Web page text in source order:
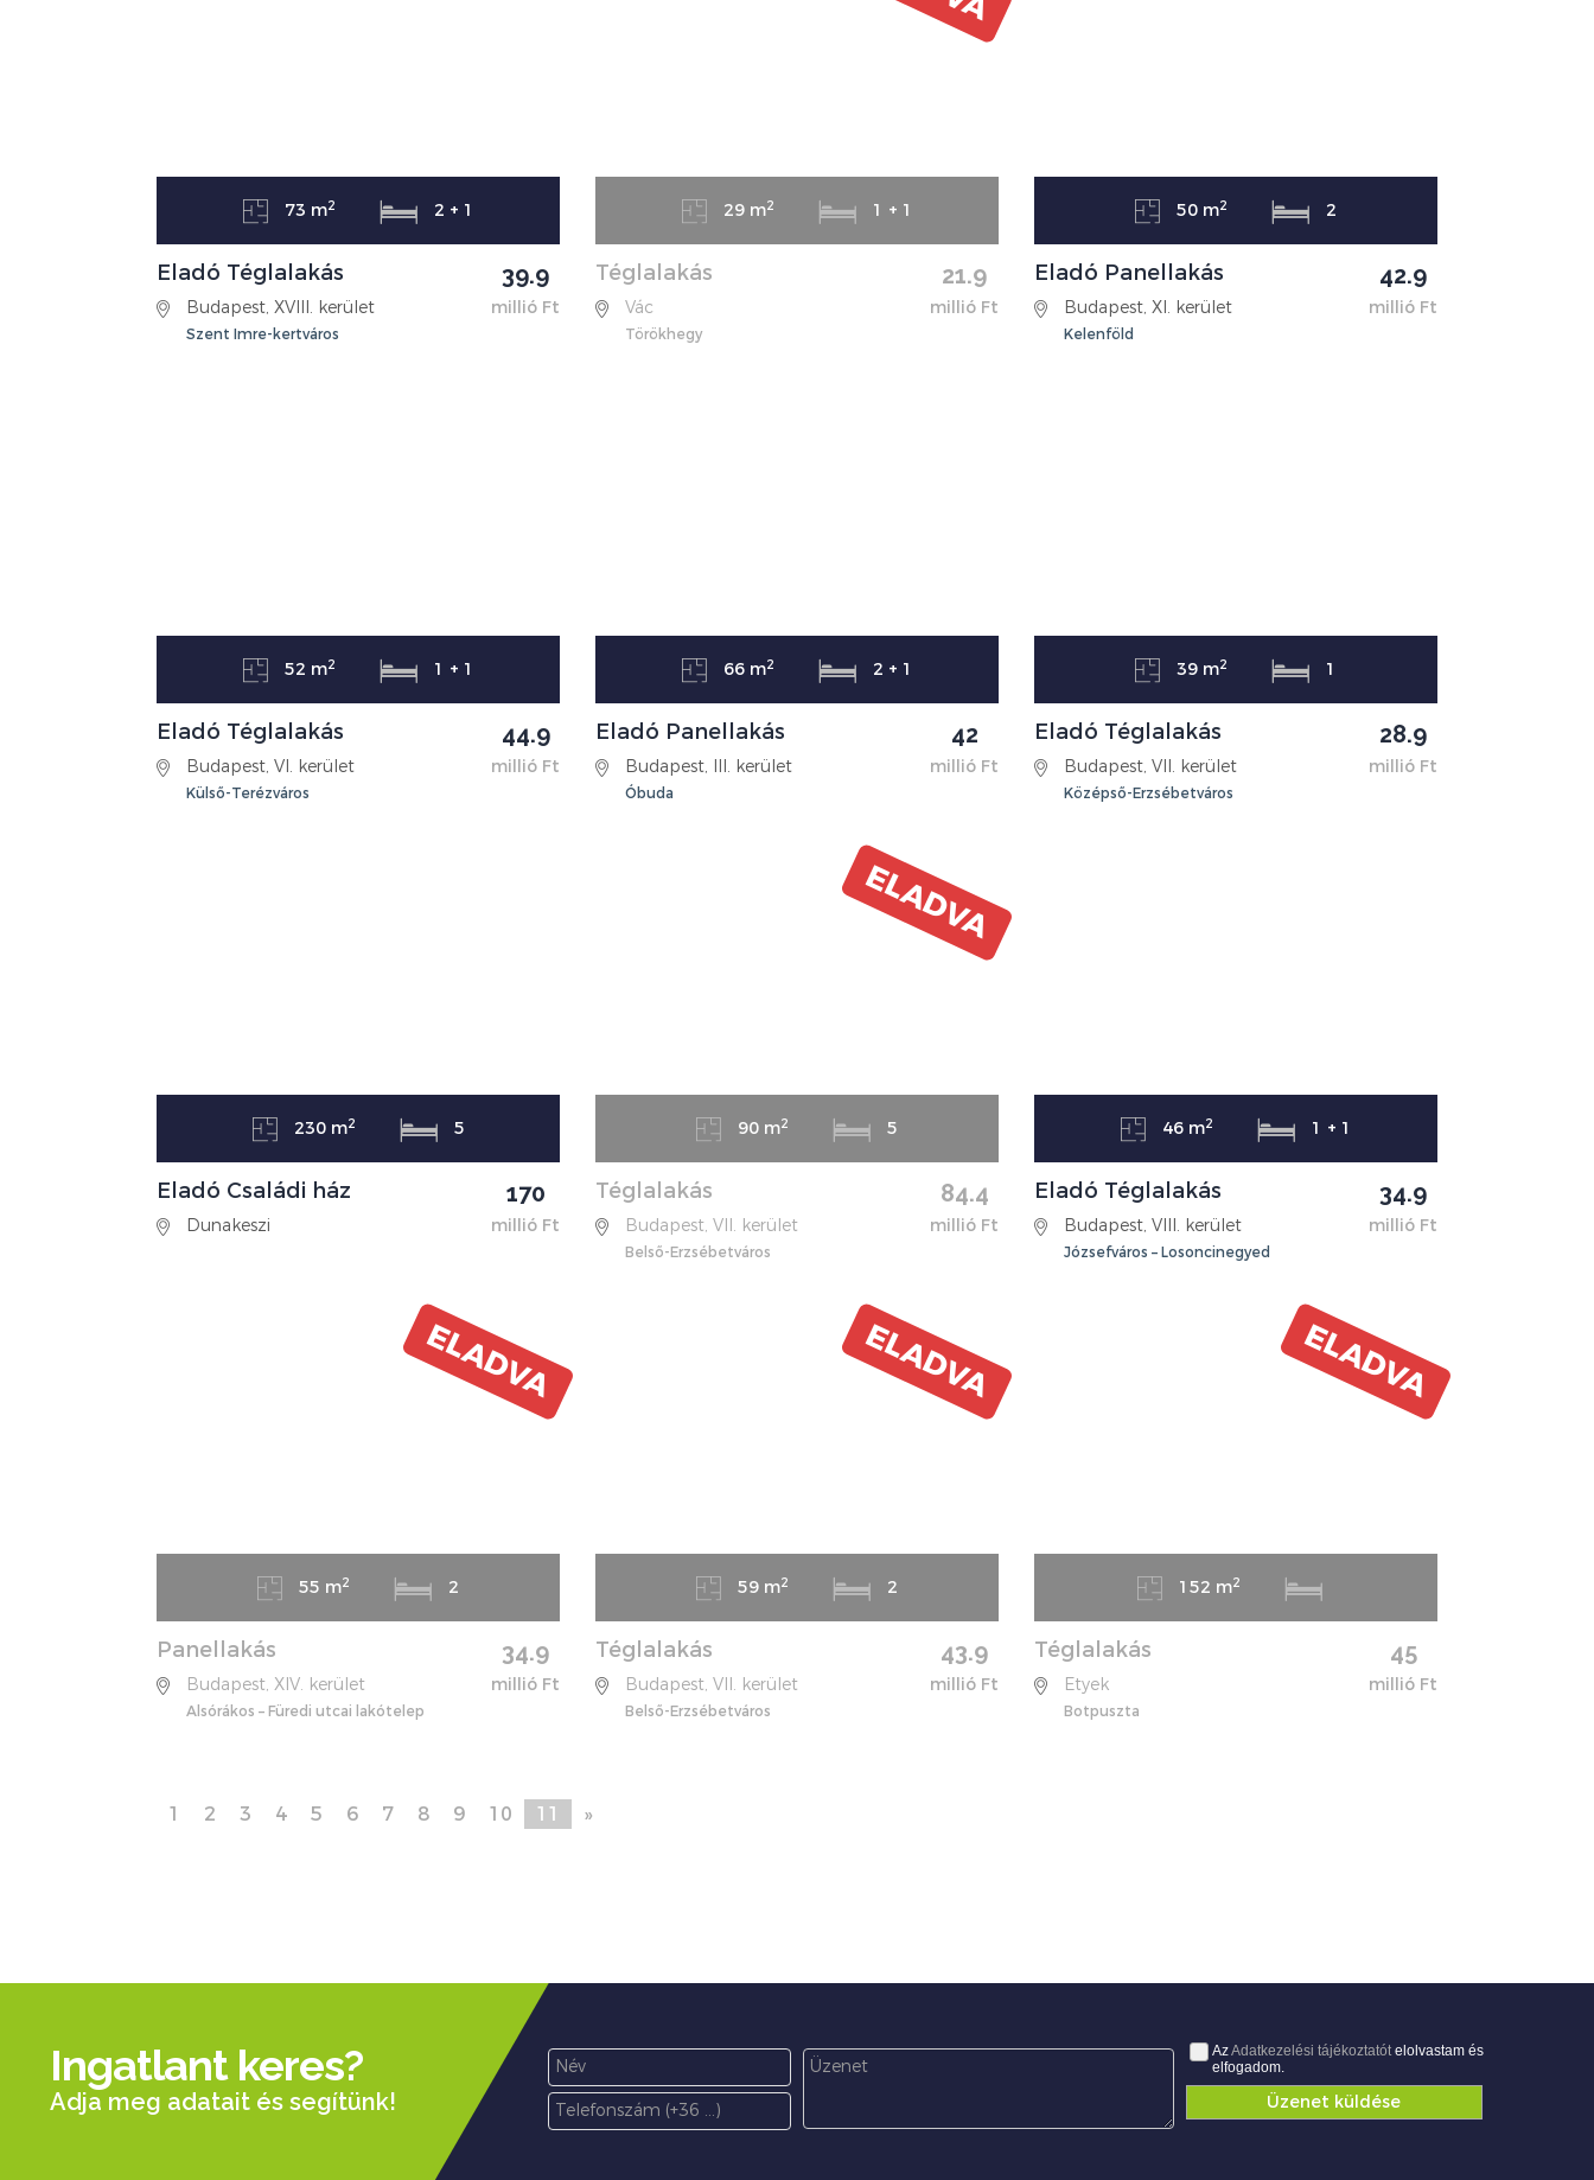
73 m2 2 + 1
39.9
millió Ft
Eladó Téglalakás
Budapest, XVIII. kerület
Szent Imre-kertváros
29 m2 1 + 1
21.9
millió Ft
Téglalakás
Vác
Törökhegy
50 m2 2
42.9
millió Ft
Eladó Panellakás
Budapest, XI. kerület
Kelenföld
52 m2 1 + 1
44.9
millió Ft
Eladó Téglalakás
Budapest, VI. kerület
Külső-Terézváros
66 m2 2 + 1
42
millió Ft
Eladó Panellakás
Budapest, III. kerület
Óbuda
39 m2 1
28.9
millió Ft
Eladó Téglalakás
Budapest, VII. kerület
Középső-Erzsébetváros
230 m2 5
170
millió Ft
Eladó Családi ház
Dunakeszi
ELADVA
90 m2 5
84.4
millió Ft
Téglalakás
Budapest, VII. kerület
Belső-Erzsébetváros
46 m2 1 + 1
34.9
millió Ft
Eladó Téglalakás
Budapest, VIII. kerület
Józsefváros – Losoncinegyed
ELADVA
55 m2 2
34.9
millió Ft
Panellakás
Budapest, XIV. kerület
Alsórákos – Füredi utcai lakótelep
ELADVA
59 m2 2
43.9
millió Ft
Téglalakás
Budapest, VII. kerület
Belső-Erzsébetváros
ELADVA
152 m2
45
millió Ft
Téglalakás
Etyek
Botpuszta
1 2 3 4 5 6 7 8 9 10 11 »
Ingatlant keres?
Adja meg adatait és segítünk!
AzAdatkezelési tájékoztatótelolvastam és
elfogadom.
Üzenet küldése